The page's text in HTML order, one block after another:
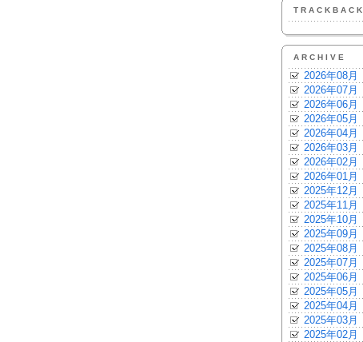
TRACKBACK
ARCHIVE
2026年08月
2026年07月
2026年06月
2026年05月
2026年04月
2026年03月
2026年02月
2026年01月
2025年12月
2025年11月
2025年10月
2025年09月
2025年08月
2025年07月
2025年06月
2025年05月
2025年04月
2025年03月
2025年02月